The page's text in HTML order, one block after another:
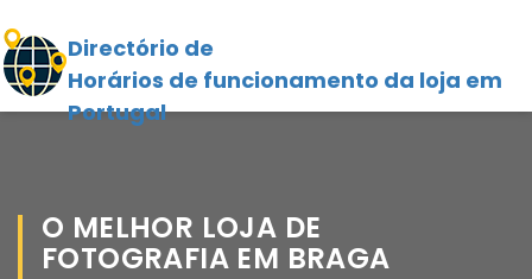
Directório de
Horários de funcionamento da loja em
Portugal
O MELHOR LOJA DE
FOTOGRAFIA EM BRAGA